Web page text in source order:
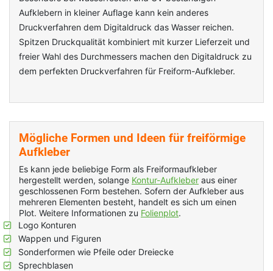
Aufklebern in kleiner Auflage kann kein anderes
Druckverfahren dem Digitaldruck das Wasser reichen.
Spitzen Druckqualität kombiniert mit kurzer Lieferzeit und
freier Wahl des Durchmessers machen den Digitaldruck zu
dem perfekten Druckverfahren für Freiform-Aufkleber.
Mögliche Formen und Ideen für freiförmige
Aufkleber
Es kann jede beliebige Form als Freiformaufkleber
hergestellt werden, solange Kontur-Aufkleber aus einer
geschlossenen Form bestehen. Sofern der Aufkleber aus
mehreren Elementen besteht, handelt es sich um einen
Plot. Weitere Informationen zu Folienplot.
Logo Konturen
Wappen und Figuren
Sonderformen wie Pfeile oder Dreiecke
Sprechblasen